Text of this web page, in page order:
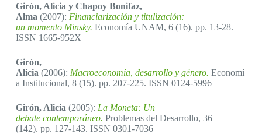
Girón, Alicia y Chapoy Bonifaz,
Alma (2007): Financiarización y titulización:
un momento Minsky. Economía UNAM, 6 (16). pp. 13-28.
ISSN 1665-952X
Girón,
Alicia (2006): Macroeconomía, desarrollo y género. Economí
a Institucional, 8 (15). pp. 207-225. ISSN 0124-5996
Girón, Alicia (2005): La Moneta: Un
debate contemporáneo. Problemas del Desarrollo, 36
(142). pp. 127-143. ISSN 0301-7036